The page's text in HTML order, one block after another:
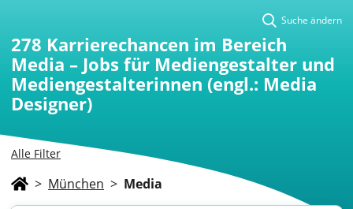
Alle Filter
Suche ändern
278 Karrierechancen im Bereich
Media – Jobs für Mediengestalter und
Mediengestalterinnen (engl.: Media
Designer)
> München > Media